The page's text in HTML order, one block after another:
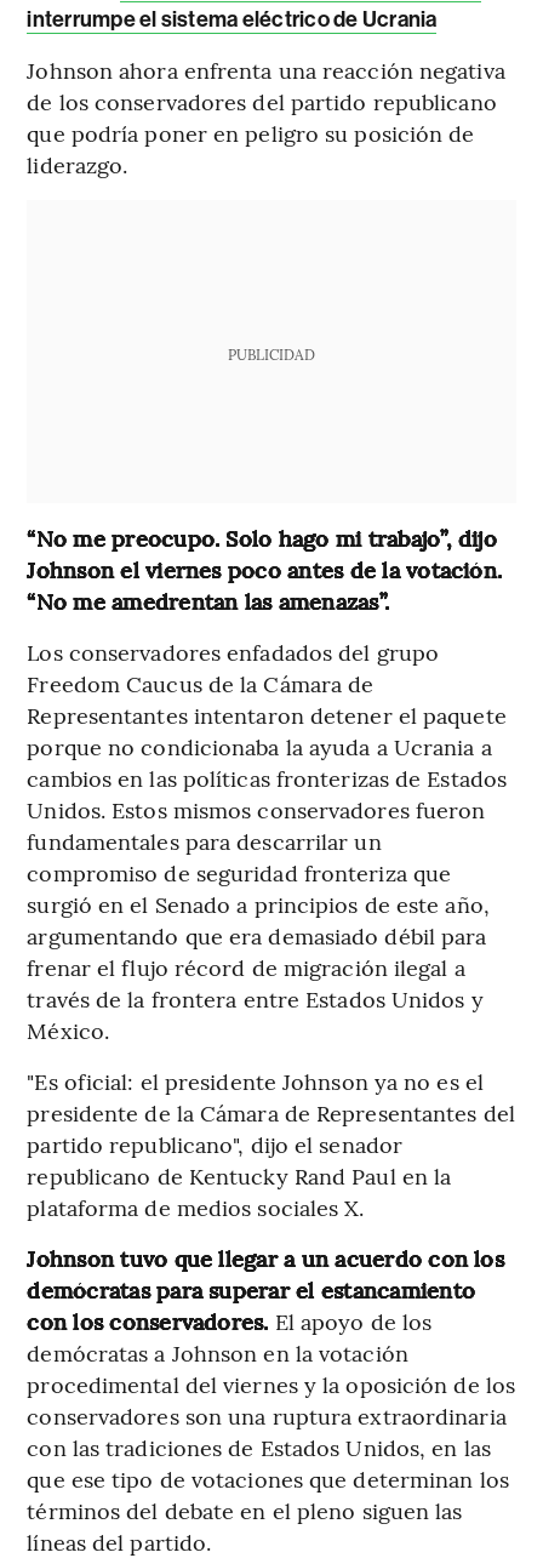
interrumpe el sistema eléctrico de Ucrania
Johnson ahora enfrenta una reacción negativa
de los conservadores del partido republicano
que podría poner en peligro su posición de
liderazgo.
PUBLICIDAD
“No me preocupo. Solo hago mi trabajo”, dijo
Johnson el viernes poco antes de la votación.
“No me amedrentan las amenazas”.
Los conservadores enfadados del grupo
Freedom Caucus de la Cámara de
Representantes intentaron detener el paquete
porque no condicionaba la ayuda a Ucrania a
cambios en las políticas fronterizas de Estados
Unidos. Estos mismos conservadores fueron
fundamentales para descarrilar un
compromiso de seguridad fronteriza que
surgió en el Senado a principios de este año,
argumentando que era demasiado débil para
frenar el flujo récord de migración ilegal a
través de la frontera entre Estados Unidos y
México.
"Es oficial: el presidente Johnson ya no es el
presidente de la Cámara de Representantes del
partido republicano", dijo el senador
republicano de Kentucky Rand Paul en la
plataforma de medios sociales X.
Johnson tuvo que llegar a un acuerdo con los
demócratas para superar el estancamiento
con los conservadores. El apoyo de los
demócratas a Johnson en la votación
procedimental del viernes y la oposición de los
conservadores son una ruptura extraordinaria
con las tradiciones de Estados Unidos, en las
que ese tipo de votaciones que determinan los
términos del debate en el pleno siguen las
líneas del partido.